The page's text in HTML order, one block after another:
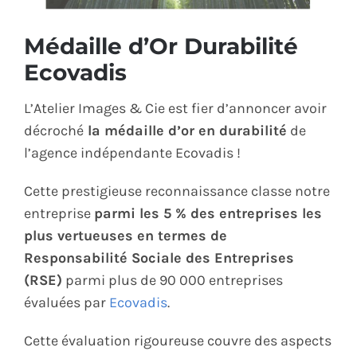
CONTACT
Médaille d’Or Durabilité
Ecovadis
L’Atelier Images & Cie est fier d’annoncer avoir
décroché la médaille d’or en durabilité de
l’agence indépendante Ecovadis !
Cette prestigieuse reconnaissance classe notre
entreprise parmi les 5 % des entreprises les
plus vertueuses en termes de
Responsabilité Sociale des Entreprises
(RSE) parmi plus de 90 000 entreprises
évaluées par Ecovadis.
Cette évaluation rigoureuse couvre des aspects